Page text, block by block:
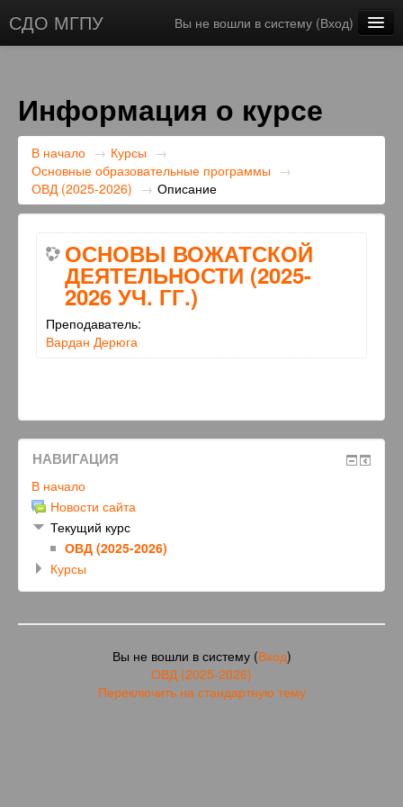
СДО МГПУ Вы не вошли в систему (Вход)
Информация о курсе
В начало → Курсы →
Основные образовательные программы →
ОВД (2025-2026) → Описание
ОСНОВЫ ВОЖАТСКОЙ
ДЕЯТЕЛЬНОСТИ (2025-
2026 УЧ. ГГ.)
Преподаватель:
Вардан Дерюга
НАВИГАЦИЯ
В начало
Новости сайта
Текущий курс
ОВД (2025-2026)
Курсы
Вы не вошли в систему (Вход)
ОВД (2025-2026)
Переключить на стандартную тему